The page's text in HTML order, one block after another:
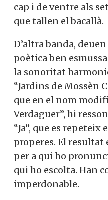
cap i de ventre als
que tallen el bacallà.
D’altra banda,
poètica ben
la sonoritat
“Jardins de Mossèn
que en el nom
Verdaguer”, hi
“Ja”, que es
properes. El resultat
per a qui ho
qui ho escolta. Han
imperdonable.